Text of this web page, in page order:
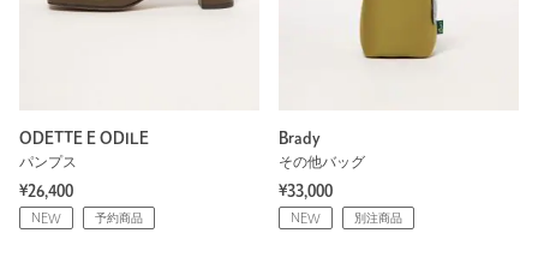
ODETTE E ODILE
パンプス
¥26,400
NEW 予約商品
Brady
その他バッグ
¥33,000
NEW 別注商品